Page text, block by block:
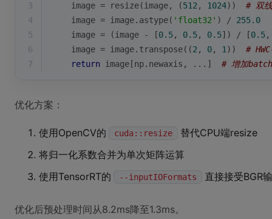
3
    image = resize(image, (
512 , 1024)) # 双
4
    image = image.astype(
'float32' ) / 255.0
5
    image = (image - [
0.5, 0.5, 0.5]) / [0.5
6
    image = image.transpose((
2 , 0, 1 )) #
7
return image[np.newaxis, ...] # 增加
优化方案：
使用OpenCV的 cuda::resize
替代CPU端resize
将归一化系数合并为单次矩阵运算
使用TensorRT的
--inputIOFormats 直接接受BGR
优化后预处理时间从8.2ms降至1.3ms。